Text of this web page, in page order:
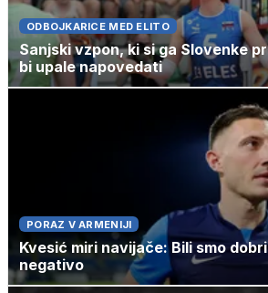
ODBOJKARICE MED ELITO
Sanjski vzpon, ki si ga Slovenke
bi upale napovedati
PORAZ V ARMENIJI
Kvesić miri navijače: Bili smo
negativo